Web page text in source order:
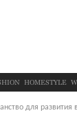
HOMESTYLE
для